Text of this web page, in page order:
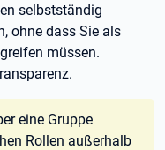
selbstständig
ohne dass Sie als
müssen.
eine Gruppe
Rollen außerhalb